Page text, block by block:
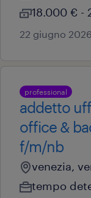
18.000 € -
22 giugno 2026
professional
addetto
office &
f/m/nb
venezia,
tempo